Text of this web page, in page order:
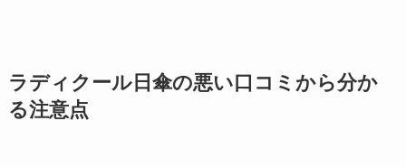
ラディクール日傘の悪い口コミから分か
る注意点